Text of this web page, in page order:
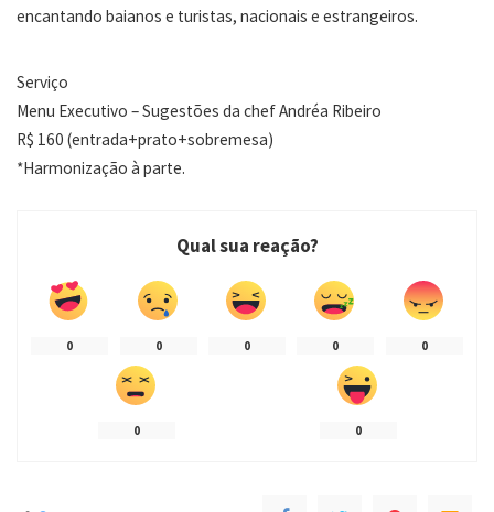
encantando baianos e turistas, nacionais e estrangeiros.
Serviço
Menu Executivo – Sugestões da chef Andréa Ribeiro
R$ 160 (entrada+prato+sobremesa)
*Harmonização à parte.
Qual sua reação?
0 0 0 0 0
0 0